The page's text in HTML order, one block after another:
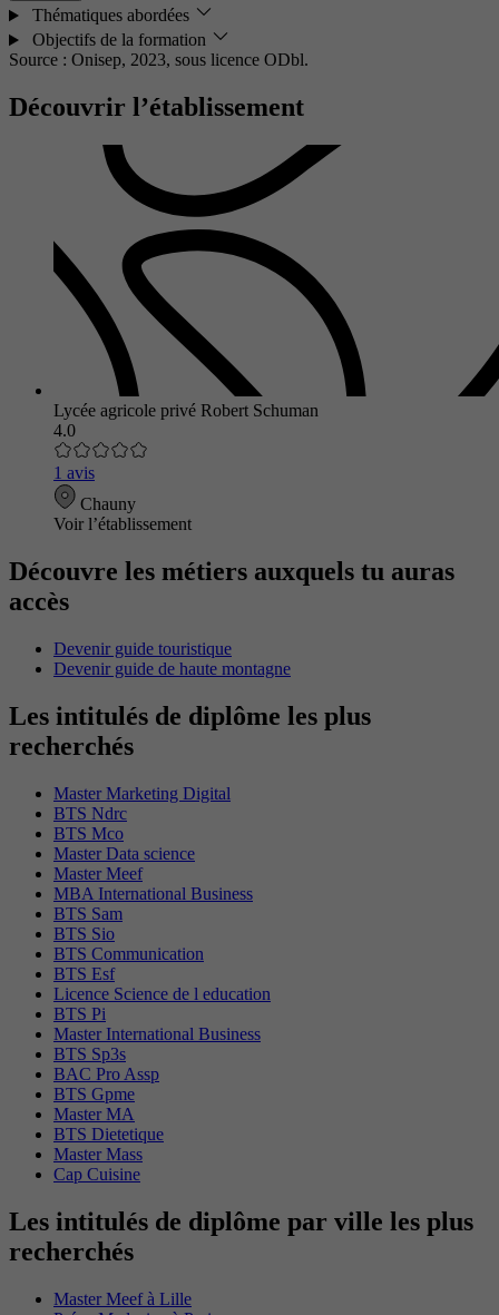
Thématiques abordées
Objectifs de la formation
Source : Onisep, 2023, sous licence ODbl.
Découvrir l’établissement
Lycée agricole privé Robert Schuman
4.0
1 avis
Chauny
Voir l’établissement
Découvre les métiers auxquels tu auras
accès
Devenir guide touristique
Devenir guide de haute montagne
Les intitulés de diplôme les plus
recherchés
Master Marketing Digital
BTS Ndrc
BTS Mco
Master Data science
Master Meef
MBA International Business
BTS Sam
BTS Sio
BTS Communication
BTS Esf
Licence Science de l education
BTS Pi
Master International Business
BTS Sp3s
BAC Pro Assp
BTS Gpme
Master MA
BTS Dietetique
Master Mass
Cap Cuisine
Les intitulés de diplôme par ville les plus
recherchés
Master Meef à Lille